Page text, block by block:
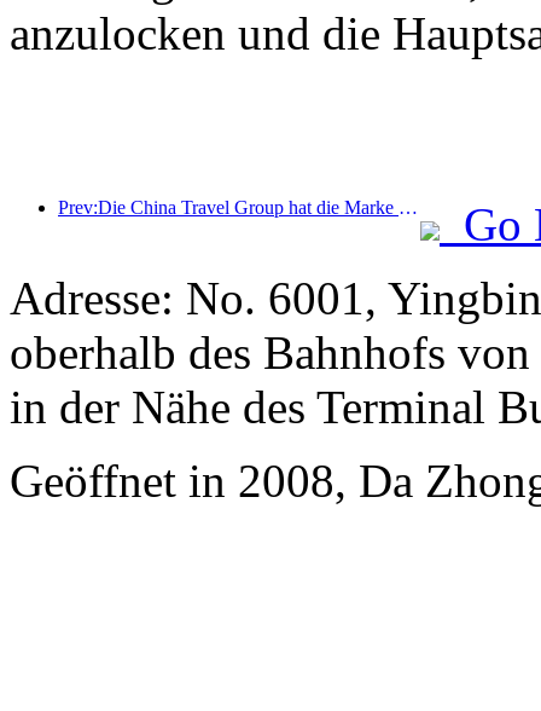
anzulocken und die
Prev:Die China Travel Group hat die Marke „China Travel Good Times“ ins Leben gerufen, um in den Markt für Seniorentourismus zu expandieren.
Go
Adresse: No. 6001,
oberhalb des Bahnhofs
in der Nähe des Terminal
Geöffnet in 2008, Da